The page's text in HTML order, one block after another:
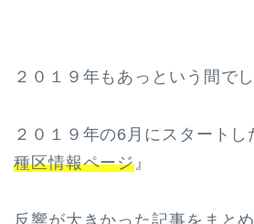
２０１９年もあっという間でし
２０１９年の6月にスタートし
種区情報ページ』